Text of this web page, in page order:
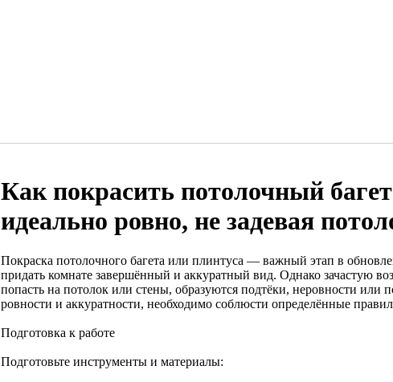
Как покрасить потолочный
идеально ровно, не задевая
Покраска потолочного багета или плинтуса — важный этап в
придать комнате завершённый и аккуратный вид. Однако зачастую
попасть на потолок или стены, образуются подтёки, неровности или
ровности и аккуратности, необходимо соблюсти определённые
Подготовка к работе
Подготовьте инструменты и материалы: